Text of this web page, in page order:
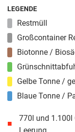
LEGENDE
Restmüll
Großcontainer
Biotonne /
Gelbe Tonne /
Blaue Tonne /
■
770l und 1.100l